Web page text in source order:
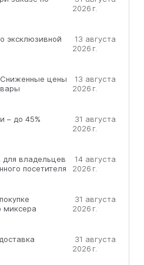
2026 г.
эксклюзивной
13 августа
2026 г.
цены
13 августа
2026 г.
– до 45%
31 августа
2026 г.
для владельцев
посетителя
14 августа
2026 г.
миксера
31 августа
2026 г.
31 августа
2026 г.